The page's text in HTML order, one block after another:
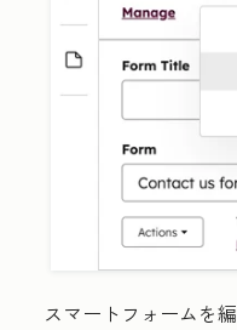
スマートフォームを